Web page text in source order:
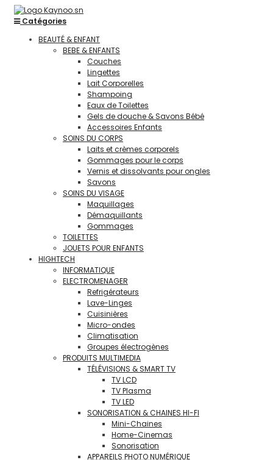
Catégories
BEAUTÉ & ENFANT
BEBE & ENFANTS
Couches
Lingettes
Lait Corporelles
Shampoing
Eaux de Toilettes
Gels de douche & Savons Bébé
Accessoires Enfants
SOINS DU CORPS
Laits et crèmes corporels
Gommages pour le corps
Vernis et dissolvants pour ongles
Savons
SOINS DU VISAGE
Maquillages
Démaquillants
Gommages
TOILETTES
JOUETS POUR ENFANTS
HIGHTECH
INFORMATIQUE
ELECTROMENAGER
Refrigérateurs
Lave-Linges
Cuisinières
Micro-ondes
Climatisation
Groupes électrogènes
PRODUITS MULTIMEDIA
TÉLÉVISIONS & SMART TV
TV LCD
TV Plasma
TV LED
SONORISATION & CHAINES HI-FI
Mini-Chaines
Home-Cinemas
Sonorisation
APPAREILS PHOTO NUMÉRIQUE